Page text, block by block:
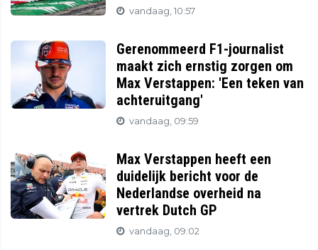
vandaag, 10:57
Gerenommeerd F1-journalist
maakt zich ernstig zorgen om
Max Verstappen: 'Een teken van
achteruitgang'
vandaag, 09:59
Max Verstappen heeft een
duidelijk bericht voor de
Nederlandse overheid na
vertrek Dutch GP
vandaag, 09:02